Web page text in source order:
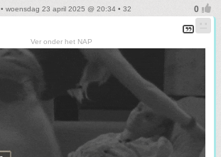
• woensdag 23 april 2025 @ 20:34 • 32
Ver onder het NAP